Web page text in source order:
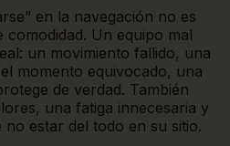
en la navegación no es
comodidad. Un equipo mal
un movimiento fallido, una
momento equivocado, una
de verdad. También
una fatiga innecesaria y
no estar del todo en su sitio.